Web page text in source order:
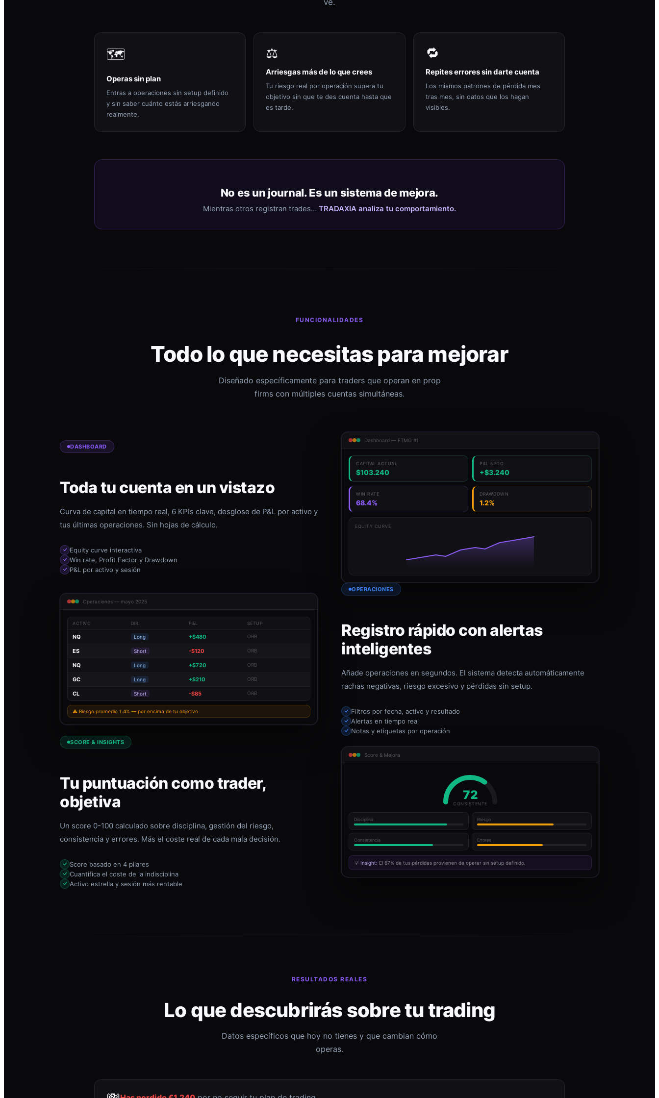
ve.
🗺️
Operas sin plan
Entras a operaciones sin setup definido
y sin saber cuánto estás arriesgando
realmente.
⚖️
Arriesgas más de lo que crees
Tu riesgo real por operación supera tu
objetivo sin que te des cuenta hasta que
es tarde.
🔁
Repites errores sin darte cuenta
Los mismos patrones de pérdida mes
tras mes, sin datos que los hagan
visibles.
No es un journal. Es un sistema de mejora.
Mientras otros registran trades… TRADAXIA analiza tu comportamiento.
FUNCIONALIDADES
Todo lo que necesitas para mejorar
Diseñado específicamente para traders que operan en prop
firms con múltiples cuentas simultáneas.
DASHBOARD
Toda tu cuenta en un vistazo
Curva de capital en tiempo real, 6 KPIs clave, desglose de P&L por activo y
tus últimas operaciones. Sin hojas de cálculo.
Equity curve interactiva
Win rate, Profit Factor y Drawdown
P&L por activo y sesión
Dashboard — FTMO #1
CAPITAL ACTUAL
$103.240
P&L NETO
+$3.240
WIN RATE
68.4%
DRAWDOWN
1.2%
EQUITY CURVE
Operaciones — mayo 2025
ACTIVO DIR. P&L SETUP
NQ Long +$480 ORB
ES Short -$120 ORB
NQ Long +$720 ORB
GC Long +$210 ORB
CL Short -$85 ORB
⚠ Riesgo promedio 1.4% — por encima de tu objetivo
OPERACIONES
Registro rápido con alertas
inteligentes
Añade operaciones en segundos. El sistema detecta automáticamente
rachas negativas, riesgo excesivo y pérdidas sin setup.
Filtros por fecha, activo y resultado
Alertas en tiempo real
Notas y etiquetas por operación
SCORE & INSIGHTS
Tu puntuación como trader,
objetiva
Un score 0-100 calculado sobre disciplina, gestión del riesgo,
consistencia y errores. Más el coste real de cada mala decisión.
Score basado en 4 pilares
Cuantifica el coste de la indisciplina
Activo estrella y sesión más rentable
Score & Mejora
72
CONSISTENTE
Disciplina Riesgo
Consistencia Errores
💡 Insight: El 67% de tus pérdidas provienen de operar sin setup definido.
RESULTADOS REALES
Lo que descubrirás sobre tu trading
Datos específicos que hoy no tienes y que cambian cómo
operas.